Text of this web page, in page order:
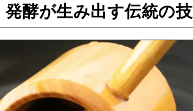
酵が生み出す伝統の技